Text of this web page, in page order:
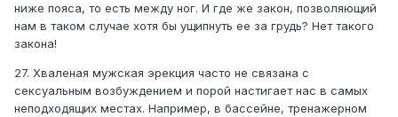
ниже пояса, то есть между ног. И где же закон, позволяющий
нам в таком случае хотя бы ущипнуть ее за грудь? Нет такого
закона!
27. Хваленая мужская эрекция часто не связана с
сексуальным возбуждением и порой настигает нас в самых
неподходящих местах. Например, в бассейне, тренажерном